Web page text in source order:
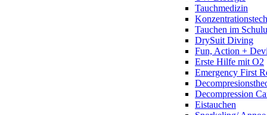
Tauchmedizin
Tauchen im
DrySuit Diving
Fun, Action +
Erste Hilfe mit O2
Emergency First
Decompression
Eistauchen